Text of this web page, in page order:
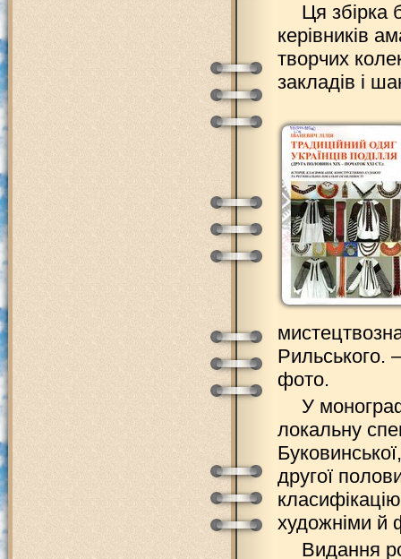
Ця збірка
керівників
творчих
закладів і
Рильського.
фото.
У
локальну
другої
художніми й
Видання